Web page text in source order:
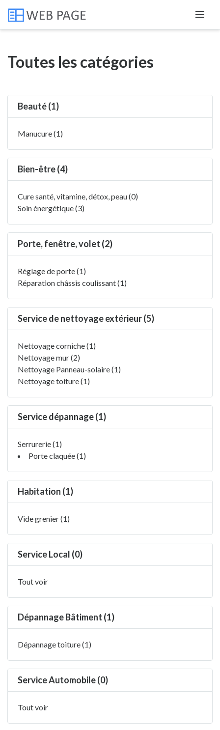
Toutes les catégories
Beauté (1)
Manucure (1)
Bien-être (4)
Cure santé, vitamine, détox, peau (0)
Soin énergétique (3)
Porte, fenêtre, volet (2)
Réglage de porte (1)
Réparation châssis coulissant (1)
Service de nettoyage extérieur (5)
Nettoyage corniche (1)
Nettoyage mur (2)
Nettoyage Panneau-solaire (1)
Nettoyage toiture (1)
Service dépannage (1)
Serrurerie (1)
Porte claquée (1)
Habitation (1)
Vide grenier (1)
Service Local (0)
Tout voir
Dépannage Bâtiment (1)
Dépannage toiture (1)
Service Automobile (0)
Tout voir